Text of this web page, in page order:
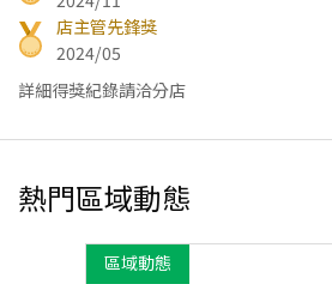
店主管先鋒獎
2024/05
詳細得獎紀錄請洽分店
熱門區域動態
區域動態